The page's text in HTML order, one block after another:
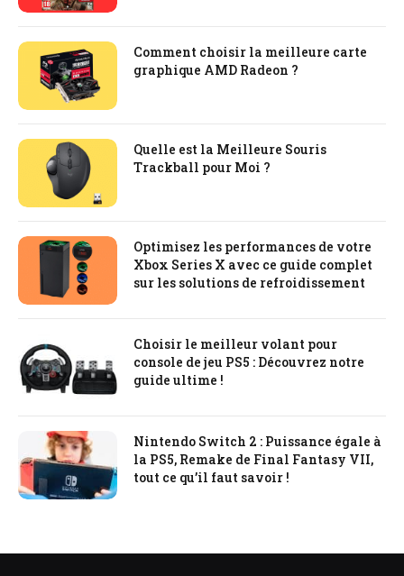
Comment choisir la meilleure carte
graphique AMD Radeon ?
Quelle est la Meilleure Souris
Trackball pour Moi ?
Optimisez les performances de votre
Xbox Series X avec ce guide complet
sur les solutions de refroidissement
Choisir le meilleur volant pour
console de jeu PS5 : Découvrez notre
guide ultime !
Nintendo Switch 2 : Puissance égale à
la PS5, Remake de Final Fantasy VII,
tout ce qu’il faut savoir !